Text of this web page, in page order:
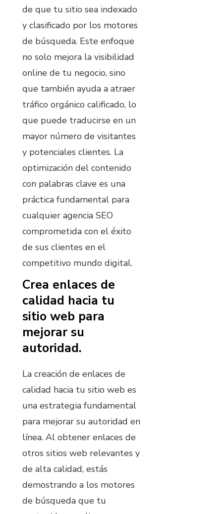
de que tu sitio sea indexado
y clasificado por los motores
de búsqueda. Este enfoque
no solo mejora la visibilidad
online de tu negocio, sino
que también ayuda a atraer
tráfico orgánico calificado, lo
que puede traducirse en un
mayor número de visitantes
y potenciales clientes. La
optimización del contenido
con palabras clave es una
práctica fundamental para
cualquier agencia SEO
comprometida con el éxito
de sus clientes en el
competitivo mundo digital.
Crea enlaces de
calidad hacia tu
sitio web para
mejorar su
autoridad.
La creación de enlaces de
calidad hacia tu sitio web es
una estrategia fundamental
para mejorar su autoridad en
línea. Al obtener enlaces de
otros sitios web relevantes y
de alta calidad, estás
demostrando a los motores
de búsqueda que tu